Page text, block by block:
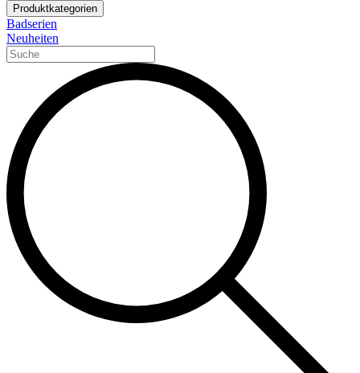
Produktkategorien
Badserien
Neuheiten